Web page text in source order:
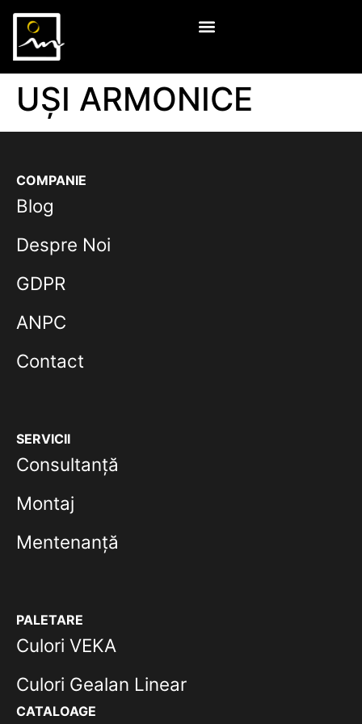
UȘI ARMONICE
COMPANIE
Blog
Despre Noi
GDPR
ANPC
Contact
SERVICII
Consultanță
Montaj
Mentenanță
PALETARE
Culori VEKA
Culori Gealan Linear
CATALOAGE